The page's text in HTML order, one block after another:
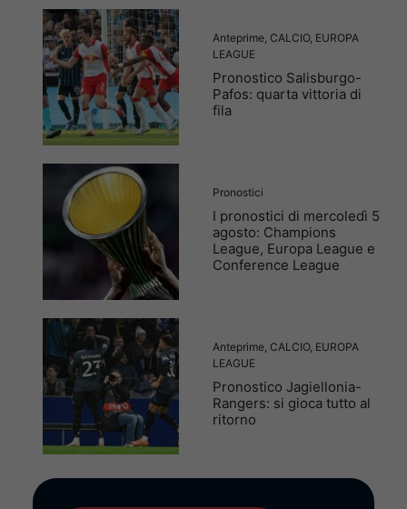
Anteprime, CALCIO, EUROPA
LEAGUE
Pronostico Salisburgo-
Pafos: quarta vittoria di
fila
Pronostici
I pronostici di mercoledì 5
agosto: Champions
League, Europa League e
Conference League
Anteprime, CALCIO, EUROPA
LEAGUE
Pronostico Jagiellonia-
Rangers: si gioca tutto al
ritorno